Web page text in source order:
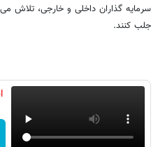
سرمایه گذاران داخلی و خارجی، تلاش
جلب کنند.